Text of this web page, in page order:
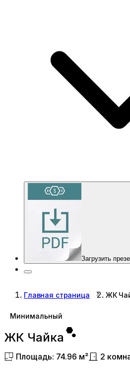
Загрузить
Главная страница ЖК
Минимальный
ЖК Чайка
Площадь: 74.96 м² 2